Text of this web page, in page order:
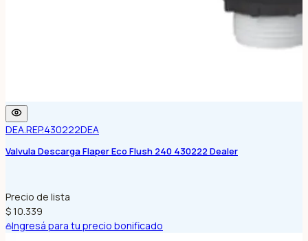
DEA.REP.430222DEA
Valvula Descarga Flaper Eco Flush 240 430222 Dealer
Precio de lista
$ 10.339
Ingresá para tu precio bonificado